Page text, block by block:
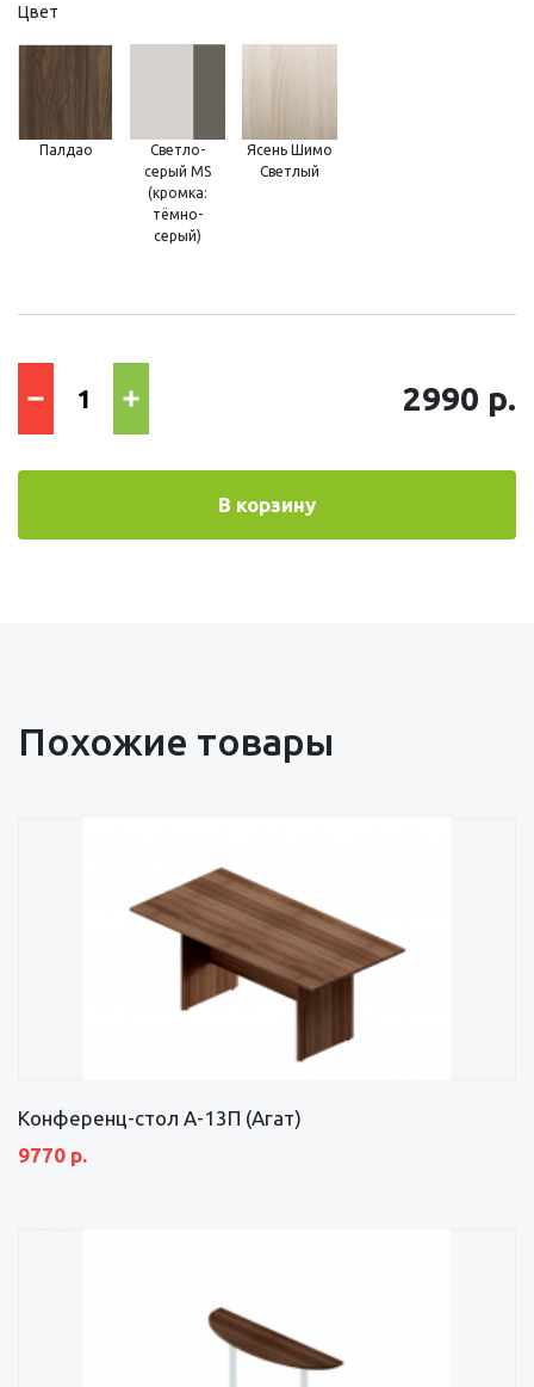
Цвет
Палдао
Светло-
серый MS
(кромка:
тёмно-
серый)
Ясень Шимо
Светлый
2990 р.
В корзину
Похожие товары
Конференц-стол А-13П (Агат)
9770 р.